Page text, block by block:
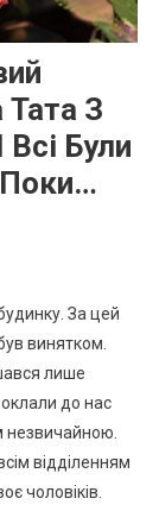
З
Були
Поки…
За цей
винятком.
лише
до нас
незвичайною.
відділенням
чоловіків.